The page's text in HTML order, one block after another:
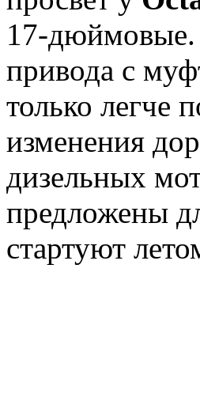
17-дюймовые.
привода с
только легче
изменения
дизельных
предложены
стартуют